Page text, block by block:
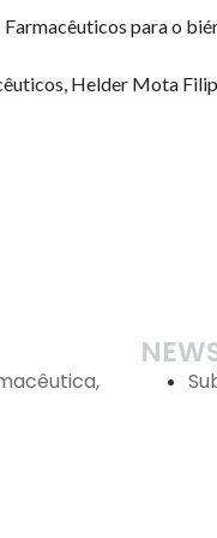
Farmacêuticos para o
Helder Mota